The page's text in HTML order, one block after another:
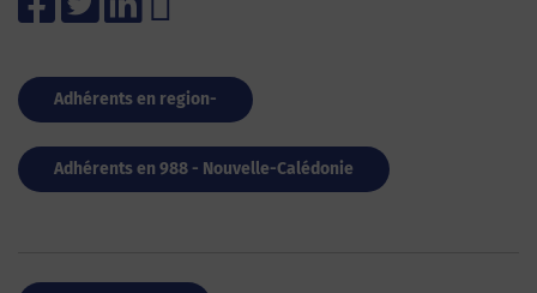
Adhérents en region-
Adhérents en 988 - Nouvelle-Calédonie